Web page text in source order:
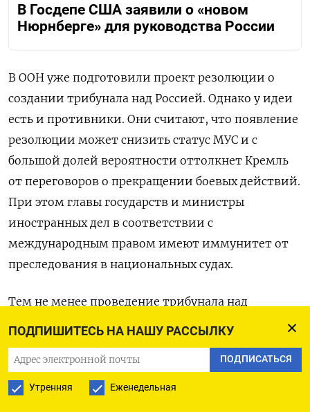
ПОДПИШИТЕСЬ НА НАШУ РАССЫЛКУ
ПОДПИСАТЬСЯ
Утренняя Еженедельная
В Госдепе США заявили о «новом
Нюрнберге» для руководства России
В ООН уже подготовили проект резолюции о
создании трибунала над Россией. Однако у идеи
есть и противники. Они считают, что появление
резолюции может снизить статус МУС и с
большой долей вероятности оттолкнет Кремль
от переговоров о прекращении боевых действий.
При этом главы государств и министры
иностранных дел в соответствии с
международным правом имеют иммунитет от
преследования в национальных судах.
Тем не менее проведение трибунала над
Балтии. В Кремле заранее отвергают любые
попытки создания суда над Россией и ее